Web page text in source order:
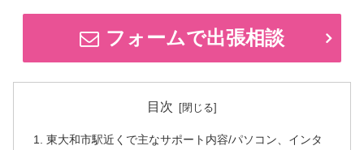
フォームで出張相談
目次
東大和市駅近くで主なサポート内容/パソコン、インタ